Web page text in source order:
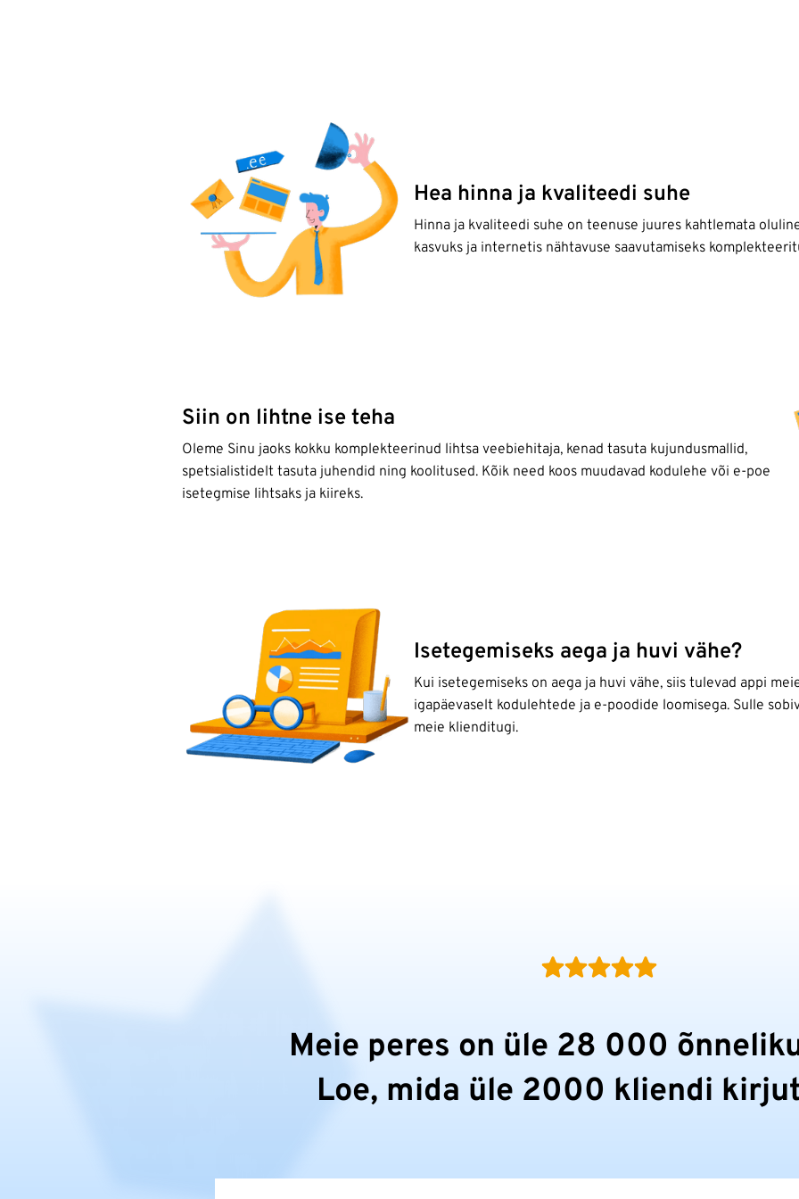
Hea hinna ja kvaliteedi suhe
Hinna ja kvaliteedi suhe on teenuse juures kahtlemata
kasvuks ja internetis nähtavuse saavutamiseks
Siin on lihtne ise teha
Oleme Sinu jaoks kokku komplekteerinud lihtsa veebiehitaja, kenad tasuta kujundusmallid,
spetsialistidelt tasuta juhendid ning koolitused. Kõik need koos muudavad kodulehe või e-poe
isetegmise lihtsaks ja kiireks.
Isetegemiseks aega ja huvi vähe?
Kui isetegemiseks on aega ja huvi vähe, siis tulevad appi
igapäevaselt kodulehtede ja e-poodide loomisega. Sulle
meie klienditugi.
Meie peres on üle 28 000
Loe, mida üle 2000 kliendi